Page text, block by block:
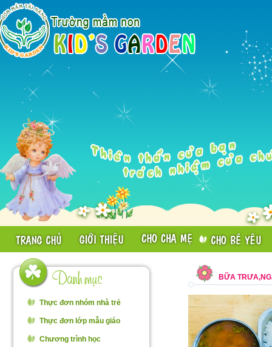
Thực đơn nhóm nhà trẻ
Thực đơn lớp mẫu giáo
Chương trình học
BỮA